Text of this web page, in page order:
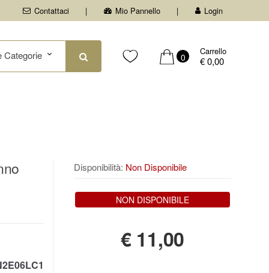
Contattaci Mio Pannello Login
0
Carrello
€ 0,00
Disponibilità: Non Disponibile
NON DISPONIBILE
€ 11,00